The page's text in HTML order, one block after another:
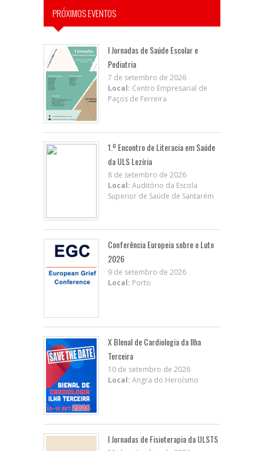
PRÓXIMOS EVENTOS
I Jornadas de Saúde Escolar e
Pediatria
7 de setembro de 2026
Local: Centro Empresarial de
Paços de Ferreira
1.º Encontro de Literacia em Saúde
da ULS Lezíria
8 de setembro de 2026
Local: Auditório da Escola
Superior de Saúde de Santarém
Conferência Europeia sobre o Luto
2026
9 de setembro de 2026
Local: Porto
X BIenal de Cardiologia da Ilha
Terceira
10 de setembro de 2026
Local: Angra do Heroísmo
I Jornadas de Fisioterapia da ULSTS